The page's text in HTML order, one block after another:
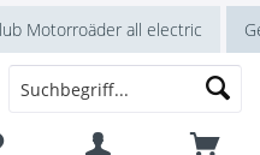
Motorroäder all electric